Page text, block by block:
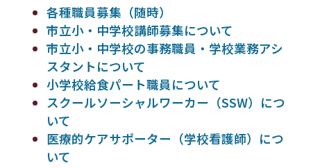
各種職員募集（随時）
市立小・中学校講師募集について
市立小・中学校の事務職員・学校業務アシ
スタントについて
小学校給食パート職員について
スクールソーシャルワーカー（SSW）につ
いて
医療的ケアサポーター（学校看護師）につ
いて